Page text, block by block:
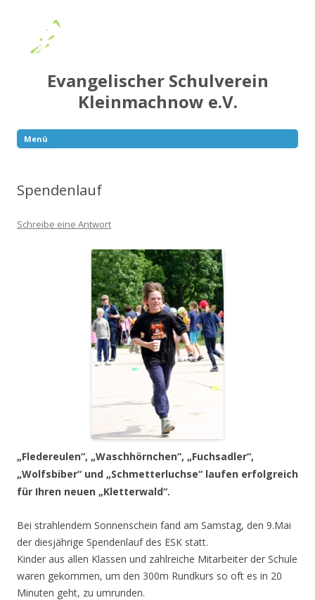
Evangelischer Schulverein
Kleinmachnow e.V.
Menü
Spendenlauf
Schreibe eine Antwort
„Fledereulen“, „Waschhörnchen“, „Fuchsadler“,
„Wolfsbiber“ und „Schmetterluchse“ laufen erfolgreich
für Ihren neuen „Kletterwald“.
Bei strahlendem Sonnenschein fand am Samstag, den 9.Mai
der diesjährige Spendenlauf des ESK statt.
Kinder aus allen Klassen und zahlreiche Mitarbeiter der Schule
waren gekommen, um den 300m Rundkurs so oft es in 20
Minuten geht, zu umrunden.